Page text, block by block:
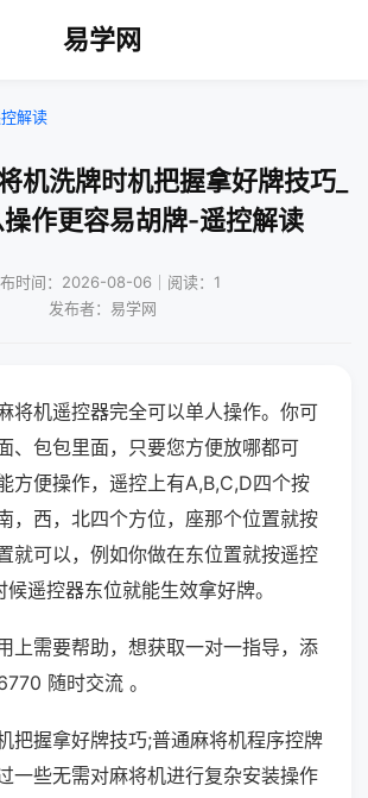
易学网
解读
机洗牌时机把握拿好牌技巧_
作更容易胡牌-遥控解读
时间：2026-08-06｜阅读：1
发布者：易学网
将机遥控器完全可以单人操作。你可
、包包里面，只要您方便放哪都可
方便操作，遥控上有A,B,C,D四个按
，西，北四个方位，座那个位置就按
就可以，例如你做在东位置就按遥控
遥控器东位就能生效拿好牌。
上需要帮助，想获取一对一指导，添
随时交流 。
把握拿好牌技巧;普通麻将机程序控牌
一些无需对麻将机进行复杂安装操作